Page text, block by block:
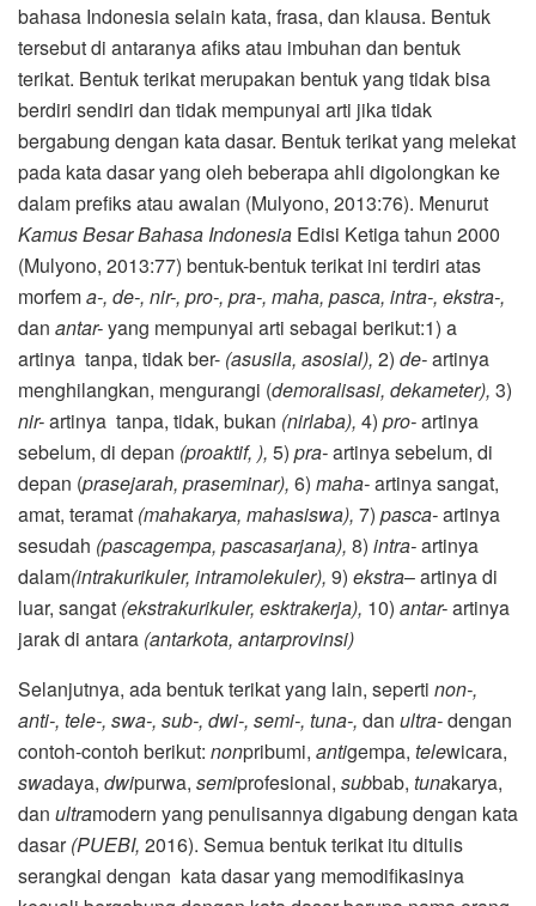
bahasa Indonesia selain kata, frasa, dan klausa. Bentuk
tersebut di antaranya afiks atau imbuhan dan bentuk
terikat. Bentuk terikat merupakan bentuk yang tidak bisa
berdiri sendiri dan tidak mempunyai arti jika tidak
bergabung dengan kata dasar. Bentuk terikat yang melekat
pada kata dasar yang oleh beberapa ahli digolongkan ke
dalam prefiks atau awalan (Mulyono, 2013:76). Menurut
Kamus Besar Bahasa Indonesia Edisi Ketiga tahun 2000
(Mulyono, 2013:77) bentuk-bentuk terikat ini terdiri atas
morfema-, de-, nir-, pro-, pra-, maha, pasca, intra-, ekstra-,
dan antar-yang mempunyai arti sebagai berikut:1) a
artinya tanpa, tidak ber- (asusila, asosial), 2) de-artinya
menghilangkan, mengurangi (demoralisasi, dekameter), 3)
nir-artinya tanpa, tidak, bukan (nirlaba), 4) pro-artinya
sebelum, di depan (proaktif, ), 5) pra-artinya sebelum, di
depan (prasejarah, praseminar), 6) maha-artinya sangat,
amat, teramat (mahakarya, mahasiswa), 7) pasca-artinya
sesudah (pascagempa, pascasarjana), 8) intra-artinya
dalam(intrakurikuler, intramolekuler), 9) ekstra– artinya di
luar, sangat (ekstrakurikuler, esktrakerja), 10) antar-artinya
jarak di antara (antarkota, antarprovinsi)
Selanjutnya, ada bentuk terikat yang lain, seperti non-,
anti-, tele-, swa-, sub-, dwi-, semi-, tuna-, dan ultra-dengan
contoh-contoh berikut: nonpribumi, antigempa, telewicara,
swadaya, dwipurwa, semiprofesional, subbab, tunakarya,
dan ultramodern yang penulisannya digabung dengan kata
dasar(PUEBI, 2016). Semua bentuk terikat itu ditulis
serangkai dengan kata dasar yang memodifikasinya